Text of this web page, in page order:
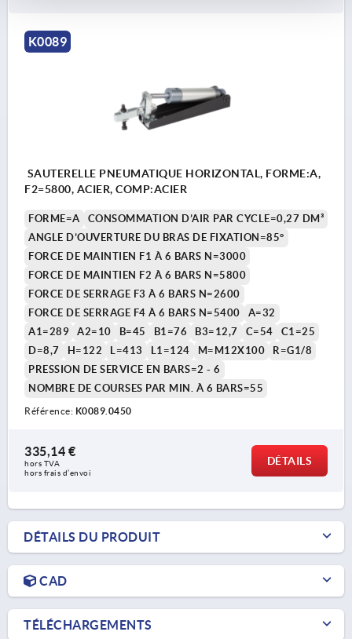
K0089
SAUTERELLE PNEUMATIQUE HORIZONTAL, FORME:A,
F2=5800, ACIER, COMP:ACIER
FORME=A
CONSOMMATION D’AIR PAR CYCLE=0,27 DM³
ANGLE D’OUVERTURE DU BRAS DE FIXATION=85°
FORCE DE MAINTIEN F1 À 6 BARS N=3000
FORCE DE MAINTIEN F2 À 6 BARS N=5800
FORCE DE SERRAGE F3 À 6 BARS N=2600
FORCE DE SERRAGE F4 À 6 BARS N=5400
A=32
A1=289
A2=10 B=45 B1=76 B3=12,7 C=54
C1=25
D=8,7
H=122 L=413 L1=124 M=M12X100
R=G1/8
PRESSION DE SERVICE EN BARS=2 - 6
NOMBRE DE COURSES PAR MIN. À 6 BARS=55
Référence: K0089.0450
335,14 €
hors TVA
hors frais d’envoi
DÉTAILS
DÉTAILS DU PRODUIT
CAD
TÉLÉCHARGEMENTS